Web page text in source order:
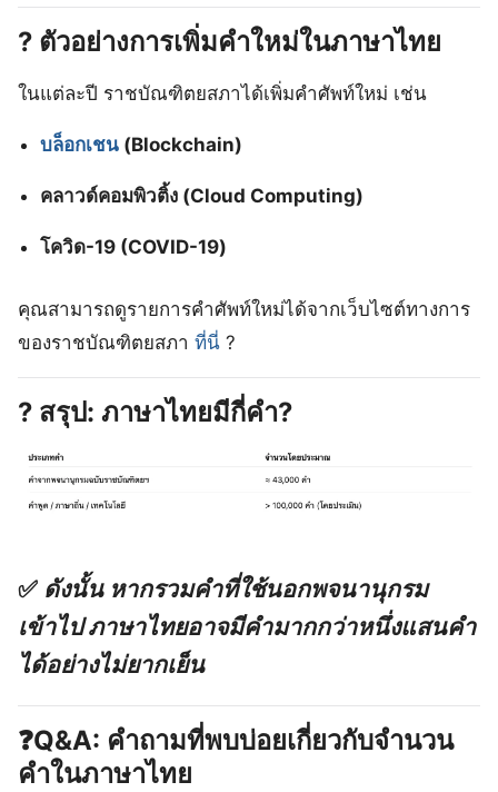
? ตัวอย่างการเพิ่มคำใหม่ในภาษาไทย
ในแต่ละปี ราชบัณฑิตยสภาได้เพิ่มคำศัพท์ใหม่ เช่น
บล็อกเชน (Blockchain)
คลาวด์คอมพิวติ้ง (Cloud Computing)
โควิด-19 (COVID-19)
คุณสามารถดูรายการคำศัพท์ใหม่ได้จากเว็บไซต์ทางการ
ของราชบัณฑิตยสภา ที่นี่ ?
? สรุป: ภาษาไทยมีกี่คำ?
✅ ดังนั้น หากรวมคำที่ใช้นอกพจนานุกรม
เข้าไป ภาษาไทยอาจมีคำมากกว่าหนึ่งแสนคำ
ได้อย่างไม่ยากเย็น
❓Q&A: คำถามที่พบบ่อยเกี่ยวกับจำนวน
คำในภาษาไทย